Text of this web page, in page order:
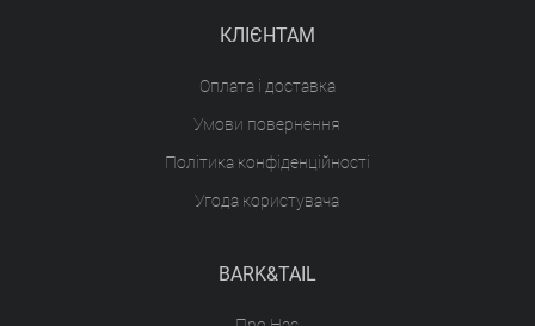
КЛІЄНТАМ
Оплата і доставка
Умови повернення
Політика конфіденційності
Угода користувача
BARK&TAIL